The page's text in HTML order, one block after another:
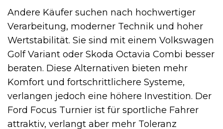
Andere Käufer suchen nach hochwertiger
Verarbeitung, moderner Technik und hoher
Wertstabilität. Sie sind mit einem Volkswagen
Golf Variant oder Skoda Octavia Combi besser
beraten. Diese Alternativen bieten mehr
Komfort und fortschrittlichere Systeme,
verlangen jedoch eine höhere Investition. Der
Ford Focus Turnier ist für sportliche Fahrer
attraktiv, verlangt aber mehr Toleranz